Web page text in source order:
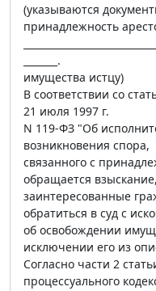
(указываются
принадлежность
_______.
имущества истцу)
В соответствии со
21 июля 1997 г.
N 119-ФЗ "Об
возникновения спора,
связанного с
обращается взыскание,
заинтересованные
обратиться в суд с
об освобождении
исключении его из
Согласно части 2
процессуального